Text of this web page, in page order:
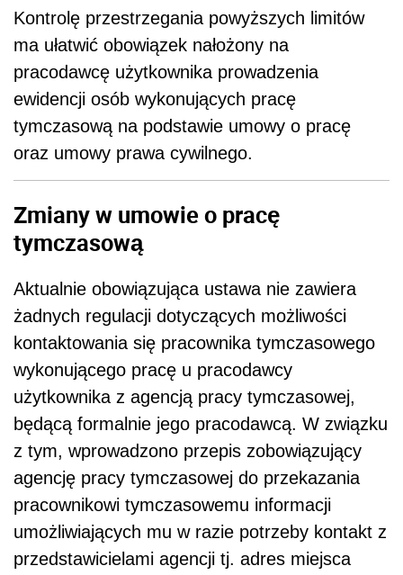
Kontrolę przestrzegania powyższych limitów
ma ułatwić obowiązek nałożony na
pracodawcę użytkownika prowadzenia
ewidencji osób wykonujących pracę
tymczasową na podstawie umowy o pracę
oraz umowy prawa cywilnego.
Zmiany w umowie o pracę
tymczasową
Aktualnie obowiązująca ustawa nie zawiera
żadnych regulacji dotyczących możliwości
kontaktowania się pracownika tymczasowego
wykonującego pracę u pracodawcy
użytkownika z agencją pracy tymczasowej,
będącą formalnie jego pracodawcą. W związku
z tym, wprowadzono przepis zobowiązujący
agencję pracy tymczasowej do przekazania
pracownikowi tymczasowemu informacji
umożliwiających mu w razie potrzeby kontakt z
przedstawicielami agencji tj. adres miejsca